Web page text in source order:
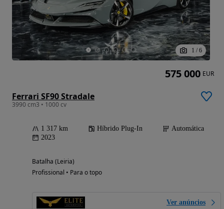
1 / 6
Ferrari SF90 Stradale
3990 cm3 • 1000 cv
1 317 km Híbrido Plug-In
Automática
2023
Batalha (Leiria)
Profissional • Para o topo
Ver anúncios
575 000 EUR